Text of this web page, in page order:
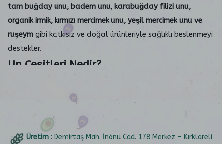
tam buğday unu, badem unu, karabuğday filizi unu,
organik irmik, kırmızı mercimek unu, yeşil mercimek unu ve
ruşeym gibi katkısız ve doğal ürünleriyle sağlıklı beslenmeyi
destekler.
Un Çeşitleri Nedir?
Farklı besin değerlerine sahip un çeşitleri, değişik tarifler için
kullanılabilir. Makarna Lütfen’in sunduğu bazı un çeşitleri
Organik Tam Buğday Unu:
Glutensiz Karabuğday Filizi Unu:Gluten intoleransı olanlar
Üretim : Demirtaş Mah. İnönü Cad. 178 Merkez - Kırklareli